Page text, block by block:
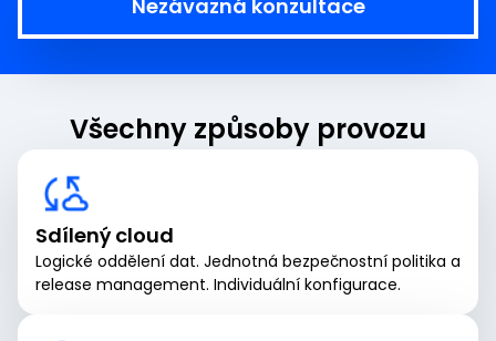
Nezávazná konzultace
Všechny způsoby provozu
Sdílený cloud
Logické oddělení dat. Jednotná bezpečnostní politika a
release management. Individuální konfigurace.